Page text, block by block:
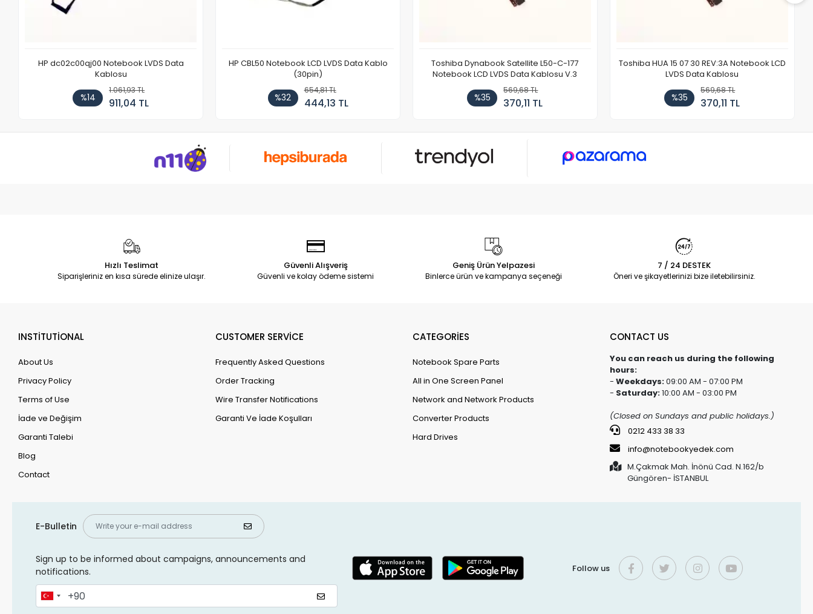
HP dc02c00qj00 Notebook LVDS Data
Kablosu
%14
1.061,93 TL
911,04 TL
HP CBL50 Notebook LCD LVDS Data Kablo
(30pin)
%32
654,81 TL
444,13 TL
Toshiba Dynabook Satellite L50-C-177
Notebook LCD LVDS Data Kablosu V.3
%35
569,68 TL
370,11 TL
Toshiba HUA 15 07 30 REV:3A Notebook LCD
LVDS Data Kablosu
%35
569,68 TL
370,11 TL
Hızlı Teslimat
Siparişleriniz en kısa sürede elinize ulaşır.
Güvenli Alışveriş
Güvenli ve kolay ödeme sistemi
Geniş Ürün Yelpazesi
Binlerce ürün ve kampanya seçeneği
7 / 24 DESTEK
Öneri ve şikayetlerinizi bize iletebilirsiniz.
INSTİTUTİONAL
About Us
Privacy Policy
Terms of Use
İade ve Değişim
Garanti Talebi
Blog
Contact
CUSTOMER SERVİCE
Frequently Asked Questions
Order Tracking
Wire Transfer Notifications
Garanti Ve İade Koşulları
CATEGORİES
Notebook Spare Parts
All in One Screen Panel
Network and Network Products
Converter Products
Hard Drives
CONTACT US
You can reach us during the following
hours:
- Weekdays:09:00 AM - 07:00 PM
- Saturday:10:00 AM - 03:00 PM
(Closed on Sundays and public holidays.)
0212 433 38 33
info@notebookyedek.com
M.Çakmak Mah. İnönü Cad. N.162/b
Güngören- İSTANBUL
E-Bulletin
Sign up to be informed about campaigns, announcements and
notifications.
Follow us